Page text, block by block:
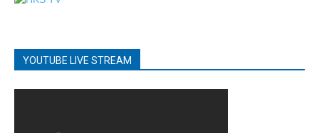
YOUTUBE LIVE STREAM